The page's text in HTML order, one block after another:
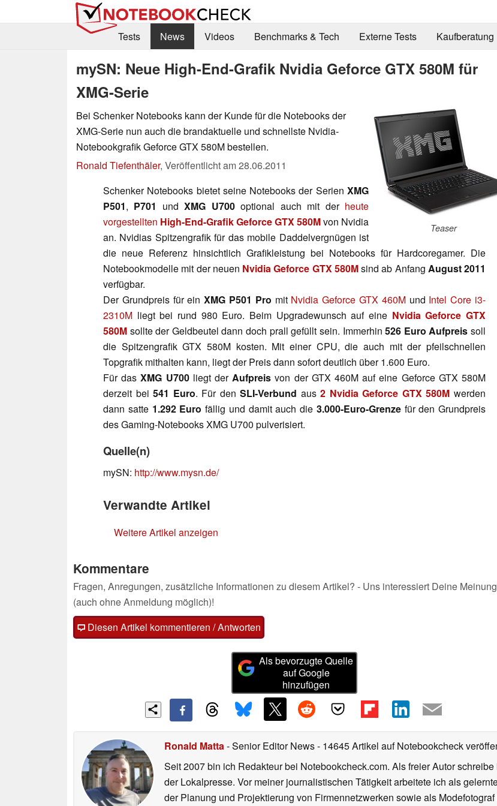
Tests
News Videos Benchmarks & Tech Externe Tests Kaufberatung
mySN: Neue High-End-Grafik Nvidia Geforce GTX 580M für
XMG-Serie
Teaser
Bei Schenker Notebooks kann der Kunde für die Notebooks der
XMG-Serie nun auch die brandaktuelle und schnellste Nvidia-
Notebookgrafik Geforce GTX 580M bestellen.
Ronald Tiefenthäler, Veröffentlicht am28.06.2011
Schenker Notebooks bietet seine Notebooks der Serien XMG
P501, P701 undXMG U700optional auch mit der heute
vorgestellten High-End-Grafik Geforce GTX 580Mvon Nvidia
an. Nvidias Spitzengrafik für das mobile Daddelvergnügen ist
die neue Referenz hinsichtlich Grafikleistung bei Notebooks für Hardcoregamer. Die
Notebookmodelle mit der neuen Nvidia Geforce GTX 580Msind ab Anfang August 2011
verfügbar.
Der Grundpreis für einXMG P501 Pro mit Nvidia Geforce GTX 460Mund Intel Core i3-
2310M liegt bei rund 980 Euro. Beim Upgradewunsch auf eine Nvidia Geforce GTX
580M sollte der Geldbeutel dann doch prall gefüllt sein. Immerhin526 Euro Aufpreis soll
die Spitzengrafik GTX 580M kosten. Mit einer CPU, die auch mit der pfeilschnellen
Topgrafik mithalten kann, liegt der Preis dann sofort deutlich über 1.600 Euro.
Für dasXMG U700liegt derAufpreis von der GTX 460M auf eine Geforce GTX 580M
derzeit bei541 Euro. Für denSLI-Verbund aus2 Nvidia Geforce GTX 580Mwerden
dann satte 1.292 Euro fällig und damit auch die 3.000-Euro-Grenzefür den Grundpreis
des Gaming-Notebooks XMG U700 pulverisiert.
Quelle(n)
mySN: http://www.mysn.de/
Verwandte Artikel
Weitere Artikel anzeigen
Kommentare
Fragen, Anregungen, zusätzliche Informationen zu diesem Artikel? - Uns interessiert Deine Meinung
(auch ohne Anmeldung möglich)!
Diesen Artikel kommentieren / Antworten
Als bevorzugte Quelle
auf Google
hinzufügen
Ronald Matta- Senior Editor News- 14645 Artikel auf Notebookcheck
Seit 2007 bin ich Redakteur bei Notebookcheck.com. Als freier Autor
der Lokalpresse. Vor meiner journalistischen Tätigkeit arbeitete ich als
der Planung und Projektierung von Firmennetzwerken sowie als